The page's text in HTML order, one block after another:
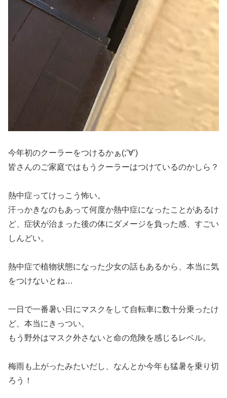
今年初のクーラーをつけるかぁ(;’∀’)
皆さんのご家庭ではもうクーラーはつけているのかしら？
熱中症ってけっこう怖い。
汗っかきなのもあって何度か熱中症になったことがあるけ
ど、症状が治まった後の体にダメージを負った感、すごい
しんどい。
熱中症で植物状態になった少女の話もあるから、本当に気
をつけないとね…
一日で一番暑い日にマスクをして自転車に数十分乗ったけ
ど、本当にきっつい。
もう野外はマスク外さないと命の危険を感じるレベル。
梅雨も上がったみたいだし、なんとか今年も猛暑を乗り切
ろう！